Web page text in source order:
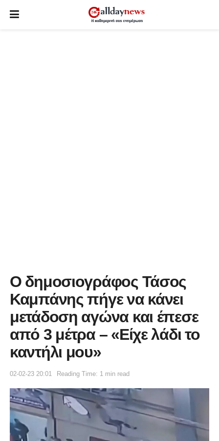
Ο δημοσιογράφος Τάσος
Καμπάνης πήγε να κάνει
μετάδοση αγώνα και έπεσε
από 3 μέτρα – «Είχε λάδι το
καντήλι μου»
02-02-23 20:01 Reading Time: 1 min read